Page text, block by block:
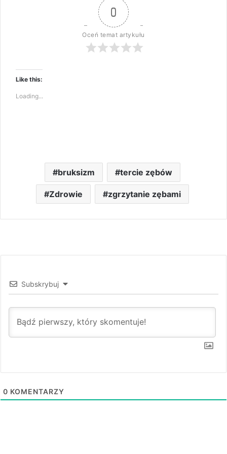
0
Oceń temat artykułu
Like this:
Loading...
bruksizm tercie zębów
Zdrowie zgrzytanie zębami
Subskrybuj
0 KOMENTARZY